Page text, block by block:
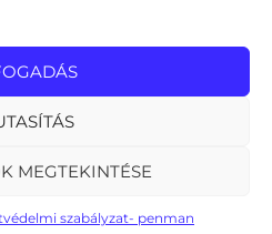
MEGTEKINTÉSE
szabályzat- penman
szabályzat
nyilatkozat
fenntartva